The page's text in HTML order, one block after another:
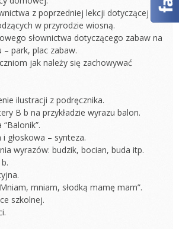
z poprzedniej lekcji dotyczącej
w przyrodzie wiosną.
słownictwa dotyczącego zabaw na
park, plac zabaw.
jak należy się zachowywać
ilustracji z podręcznika.
B b na przykładzie wyrazu balon.
głoskowa – synteza.
wyrazów: budzik, bocian, buda itp.
mniam, słodką mamę mam”.
szkolnej.